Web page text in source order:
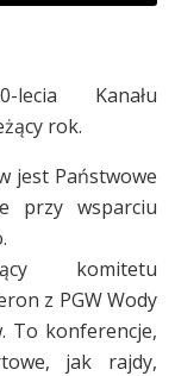
Kanału
rok.
jest Państwowe
przy wsparciu
komitetu
z PGW Wody
To konferencje,
jak rajdy,